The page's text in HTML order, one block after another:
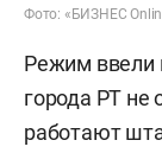
Фото: «БИЗНЕС
Режим ввели
города РТ не
работают